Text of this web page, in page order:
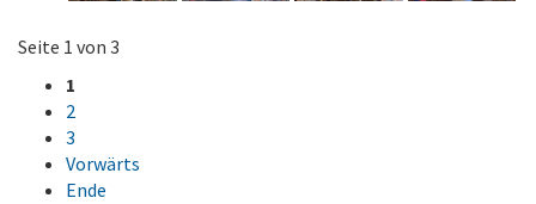
Seite 1 von 3
1
2
3
Vorwärts
Ende